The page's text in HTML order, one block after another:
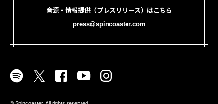
音源・情報提供（プレスリリース）はこちら
press@spincoaster.com
©︎ Spincoaster. All rights reserved.